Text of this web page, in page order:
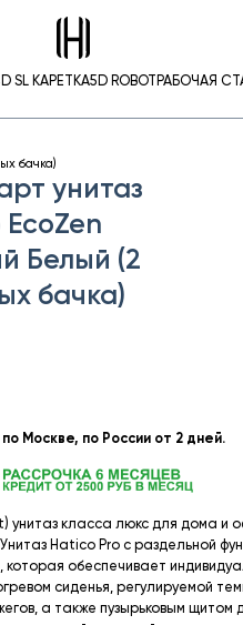
SL КАРЕТКА5D ROBOT РАБОЧАЯ
бачка)
унитаз
Белый (2
бачка)
Москве, по России от 2 дней.
унитаз класса люкс для дома и
Hatico Pro с раздельной
обеспечивает
сиденья, регулируемой
а также пузырьковым щитом